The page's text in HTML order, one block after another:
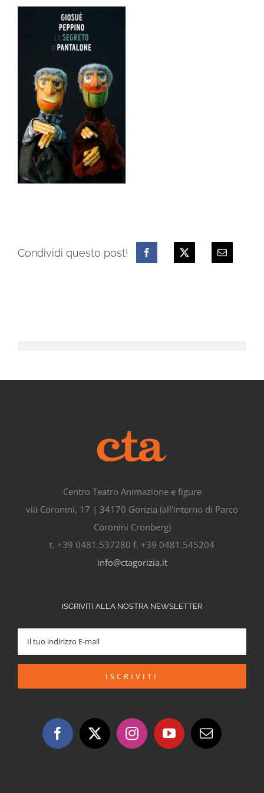
Condividi questo post!
Centro Teatro Animazione e figure
via Coronini, 17 | 34170 Gorizia (all'interno di Parco
Coronini Cronberg)
t. +39 0481.537280 f. +39 0481.545204
info@ctagorizia.it
ISCRIVITI ALLA NOSTRA NEWSLETTER